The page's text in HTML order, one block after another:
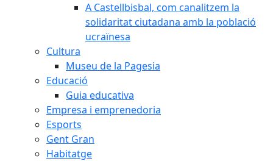
A Castellbisbal, com canalitzem la
solidaritat ciutadana amb la població
ucraïnesa
Cultura
Museu de la Pagesia
Educació
Guia educativa
Empresa i emprenedoria
Esports
Gent Gran
Habitatge